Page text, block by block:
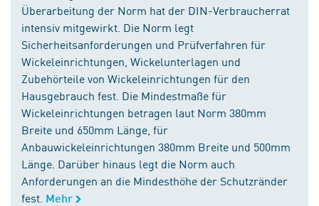
Überarbeitung der Norm hat der DIN-Verbraucherrat
intensiv mitgewirkt. Die Norm legt
Sicherheitsanforderungen und Prüfverfahren für
Wickeleinrichtungen, Wickelunterlagen und
Zubehörteile von Wickeleinrichtungen für den
Hausgebrauch fest. Die Mindestmaße für
Wickeleinrichtungen betragen laut Norm 380mm
Breite und 650mm Länge, für
Anbauwickeleinrichtungen 380mm Breite und 500mm
Länge. Darüber hinaus legt die Norm auch
Anforderungen an die Mindesthöhe der Schutzränder
fest. Mehr